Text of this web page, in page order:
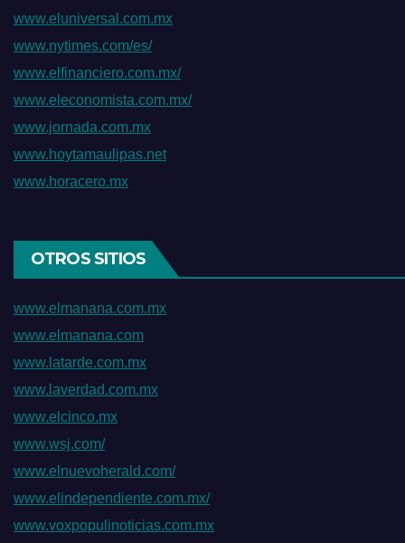
www.eluniversal.com.mx
www.nytimes.com/es/
www.elfinanciero.com.mx/
www.eleconomista.com.mx/
www.jornada.com.mx
www.hoytamaulipas.net
www.horacero.mx
OTROS SITIOS
www.elmanana.com.mx
www.elmanana.com
www.latarde.com.mx
www.laverdad.com.mx
www.elcinco.mx
www.wsj.com/
www.elnuevoherald.com/
www.elindependiente.com.mx/
www.voxpopulinoticias.com.mx